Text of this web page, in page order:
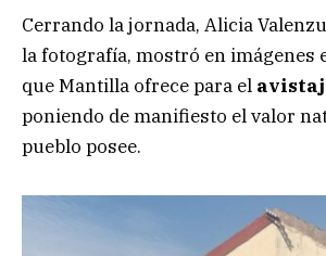
Cerrando la jornada, Alicia
la fotografía, mostró en imágenes
que Mantilla ofrece para el
poniendo de manifiesto el valor
pueblo posee.